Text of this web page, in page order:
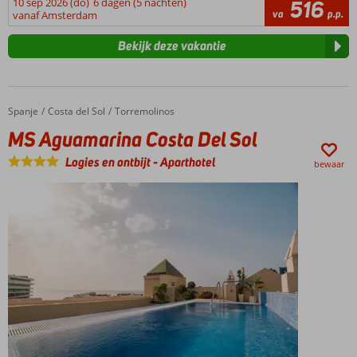
vanaf Amsterdam
va 516 p.p.
Bekijk deze vakantie
Home
Spanje Costa del Sol Torremolinos
MS Aguamarina Costa Del Sol
MS Aguamarina Costa Del Sol
Logies en ontbijt-Aparthotel bewaar